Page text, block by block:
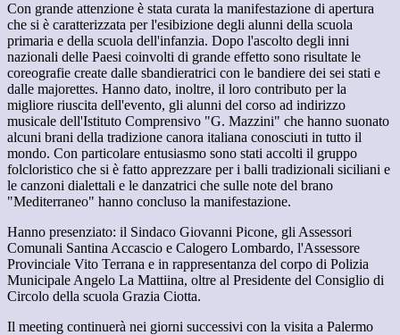
Con grande attenzione è stata curata la manifestazione di apertura
che si è caratterizzata per l'esibizione degli alunni della scuola
primaria e della scuola dell'infanzia. Dopo l'ascolto degli inni
nazionali delle Paesi coinvolti di grande effetto sono risultate le
coreografie create dalle sbandieratrici con le bandiere dei sei stati e
dalle majorettes. Hanno dato, inoltre, il loro contributo per la
migliore riuscita dell'evento, gli alunni del corso ad indirizzo
musicale dell'Istituto Comprensivo "G. Mazzini" che hanno suonato
alcuni brani della tradizione canora italiana conosciuti in tutto il
mondo. Con particolare entusiasmo sono stati accolti il gruppo
folcloristico che si è fatto apprezzare per i balli tradizionali siciliani e
le canzoni dialettali e le danzatrici che sulle note del brano
"Mediterraneo" hanno concluso la manifestazione.
Hanno presenziato: il Sindaco Giovanni Picone, gli Assessori
Comunali Santina Accascio e Calogero Lombardo, l'Assessore
Provinciale Vito Terrana e in rappresentanza del corpo di Polizia
Municipale Angelo La Mattiina, oltre al Presidente del Consiglio di
Circolo della scuola Grazia Ciotta.
Il meeting continuerà nei giorni successivi con la visita a Palermo